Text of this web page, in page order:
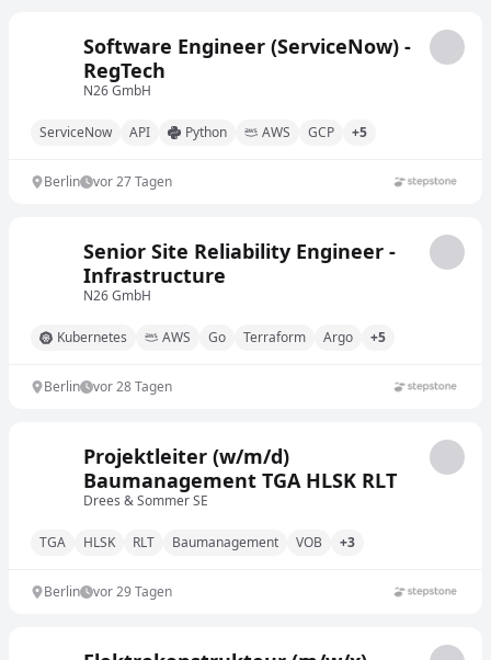
Software Engineer (ServiceNow) -
RegTech
N26 GmbH
ServiceNow API Python AWS GCP +5
Berlin vor 27 Tagen
Senior Site Reliability Engineer -
Infrastructure
N26 GmbH
Kubernetes AWS Go Terraform Argo +5
Berlin vor 28 Tagen
Projektleiter (w/m/d)
Baumanagement TGA HLSK RLT
Drees & Sommer SE
TGA HLSK RLT Baumanagement VOB +3
Berlin vor 29 Tagen